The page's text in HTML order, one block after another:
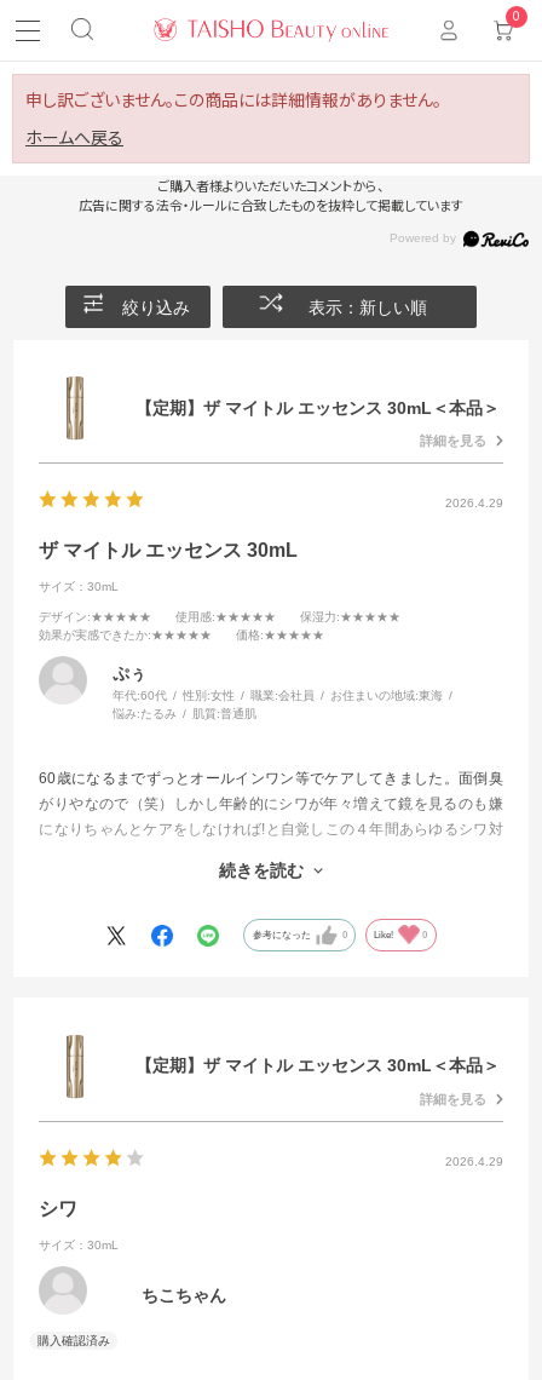
0
申し訳ございません。この商品には詳細情報がありません。
ホームへ戻る
ご購入者様よりいただいたコメントから、
広告に関する法令・ルールに合致したものを抜粋して掲載しています
絞り込み 表示：新しい順
【定期】ザ マイトル エッセンス 30mL＜本品＞
詳細を見る
2026.4.29
ザ マイトル エッセンス 30mL
サイズ：30mL
デザイン:★★★★★ 使用感:★★★★★ 保湿力:★★★★★
効果が実感できたか:★★★★★ 価格:★★★★★
ぷぅ
年代:60代 性別:女性 職業:会社員 お住まいの地域:東海
悩み:たるみ 肌質:普通肌
60歳になるまでずっとオールインワン等でケアしてきました。面倒臭
がりやなので（笑）しかし年齢的にシワが年々増えて鏡を見るのも嫌
になりちゃんとケアをしなければ!と自覚しこの４年間あらゆるシワ対
今回もそんな感じで試してみました。
もう他を試したりする事が無くなりました。
これからはずっと使い続けて行きます
続きを読む
参考になった 0 Like! 0
【定期】ザ マイトル エッセンス 30mL＜本品＞
詳細を見る
2026.4.29
シワ
サイズ：30mL
ちこちゃん